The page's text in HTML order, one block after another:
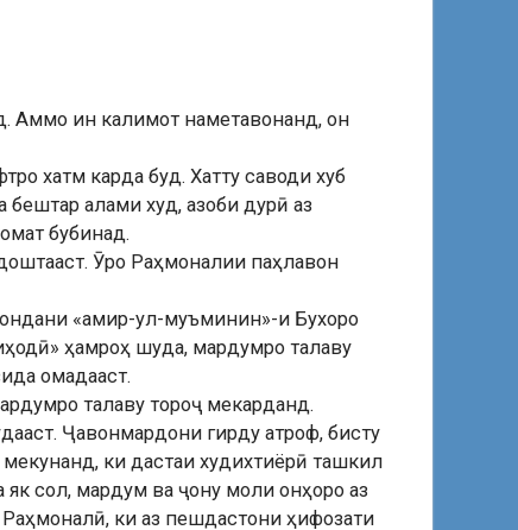
Аммо ин калимот наметавонанд, он
хатм карда буд. Хатту саводи хуб
алами худ, азоби дурӣ аз
бубинад.
Ӯро Раҳмоналии паҳлавон
«амир-ул-муъминин»-и Бухоро
ҳамроҳ шуда, мардумро талаву
омадааст.
талаву тороҷ мекарданд.
Ҷавонмардони гирду атроф, бисту
ки дастаи худихтиёрӣ ташкил
сол, мардум ва ҷону моли онҳоро аз
ки аз пешдастони ҳифозати